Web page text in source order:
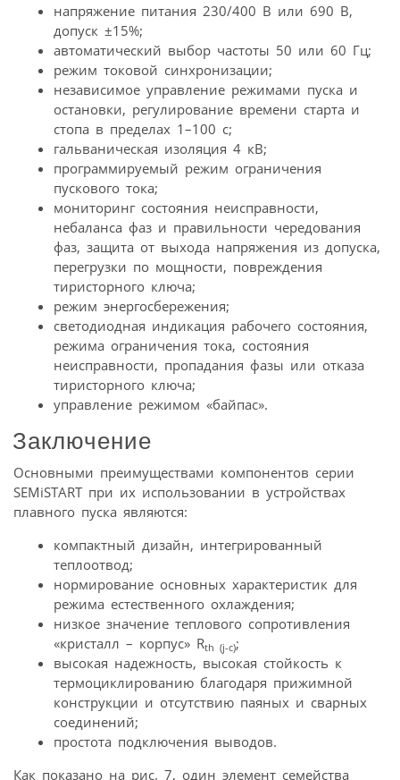
напряжение питания 230/400 В или 690 В,
допуск ±15%;
автоматический выбор частоты 50 или 60 Гц;
режим токовой синхронизации;
независимое управление режимами пуска и
остановки, регулирование времени старта и
стопа в пределах 1–100 с;
гальваническая изоляция 4 кВ;
программируемый режим ограничения
пускового тока;
мониторинг состояния неисправности,
небаланса фаз и правильности чередования
фаз, защита от выхода напряжения из допуска,
перегрузки по мощности, повреждения
тиристорного ключа;
режим энергосбережения;
светодиодная индикация рабочего состояния,
режима ограничения тока, состояния
неисправности, пропадания фазы или отказа
тиристорного ключа;
управление режимом «байпас».
Заключение
Основными преимуществами компонентов серии
SEMiSTART при их использовании в устройствах
плавного пуска являются:
компактный дизайн, интегрированный
теплоотвод;
нормирование основных характеристик для
режима естественного охлаждения;
низкое значение теплового сопротивления
«кристалл – корпус» Rth (j-c);
высокая надежность, высокая стойкость к
термоциклированию благодаря прижимной
конструкции и отсутствию паяных и сварных
соединений;
простота подключения выводов.
Как показано на рис. 7, один элемент семейства